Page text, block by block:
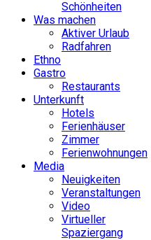
Schönheiten
Was machen
Aktiver Urlaub
Radfahren
Ethno
Gastro
Restaurants
Unterkunft
Hotels
Ferienhäuser
Zimmer
Ferienwohnungen
Media
Neuigkeiten
Veranstaltungen
Video
Virtueller
Spaziergang